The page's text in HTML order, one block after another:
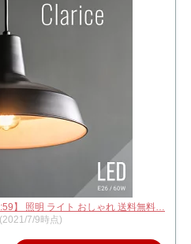
】 照明 ライト おしゃれ 送料無料…
(2021/7/9時点)